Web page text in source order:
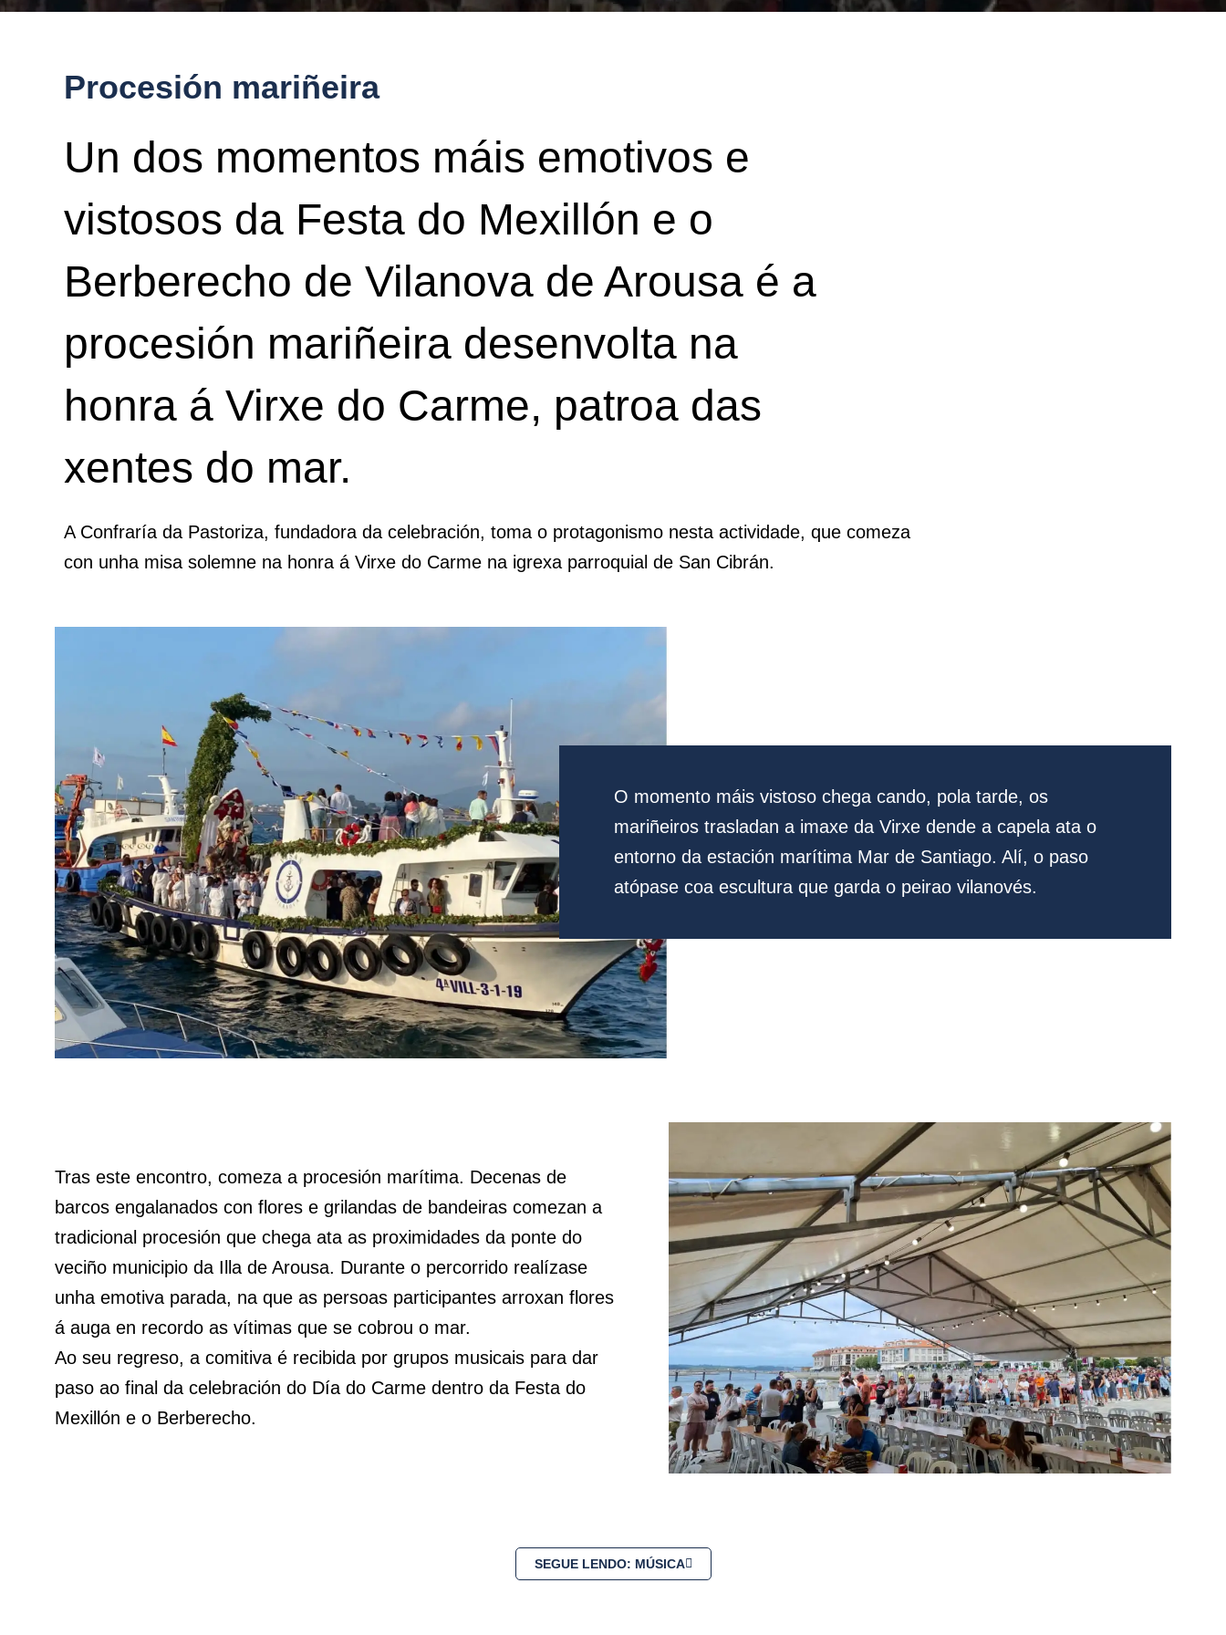
Procesión mariñeira
Un dos momentos máis emotivos e
vistosos da Festa do Mexillón e o
Berberecho de Vilanova de Arousa é a
procesión mariñeira desenvolta na
honra á Virxe do Carme, patroa das
xentes do mar.
A Confraría da Pastoriza, fundadora da celebración, toma o protagonismo nesta actividade, que comeza
con unha misa solemne na honra á Virxe do Carme na igrexa parroquial de San Cibrán.
O momento máis vistoso chega cando, pola tarde, os
mariñeiros trasladan a imaxe da Virxe dende a capela ata o
entorno da estación marítima Mar de Santiago. Alí, o paso
atópase coa escultura que garda o peirao vilanovés.
Tras este encontro, comeza a procesión marítima. Decenas de
barcos engalanados con flores e grilandas de bandeiras comezan a
tradicional procesión que chega ata as proximidades da ponte do
veciño municipio da Illa de Arousa. Durante o percorrido realízase
unha emotiva parada, na que as persoas participantes arroxan flores
á auga en recordo as vítimas que se cobrou o mar.
Ao seu regreso, a comitiva é recibida por grupos musicais para dar
paso ao final da celebración do Día do Carme dentro da Festa do
Mexillón e o Berberecho.
SEGUE LENDO: MÚSICA